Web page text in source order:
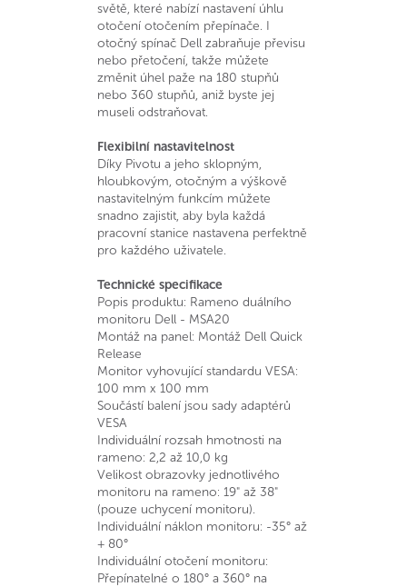
světě, které nabízí nastavení úhlu
otočení otočením přepínače. I
otočný spínač Dell zabraňuje převisu
nebo přetočení, takže můžete
změnit úhel paže na 180 stupňů
nebo 360 stupňů, aniž byste jej
museli odstraňovat.
Flexibilní nastavitelnost
Díky Pivotu a jeho sklopným,
hloubkovým, otočným a výškově
nastavitelným funkcím můžete
snadno zajistit, aby byla každá
pracovní stanice nastavena perfektně
pro každého uživatele.
Technické specifikace
Popis produktu: Rameno duálního
monitoru Dell - MSA20
Montáž na panel: Montáž Dell Quick
Release
Monitor vyhovující standardu VESA:
100 mm x 100 mm
Součástí balení jsou sady adaptérů
VESA
Individuální rozsah hmotnosti na
rameno: 2,2 až 10,0 kg
Velikost obrazovky jednotlivého
monitoru na rameno: 19" až 38"
(pouze uchycení monitoru).
Individuální náklon monitoru: -35° až
+ 80°
Individuální otočení monitoru:
Přepínatelné o 180° a 360° na